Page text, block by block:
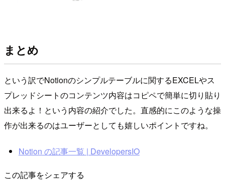
まとめ
という訳でNotionのシンプルテーブルに関するEXCELやス
プレッドシートのコンテンツ内容はコピペで簡単に切り貼り
出来るよ！という内容の紹介でした。直感的にこのような操
作が出来るのはユーザーとしても嬉しいポイントですね。
Notion の記事一覧 | DevelopersIO
この記事をシェアする